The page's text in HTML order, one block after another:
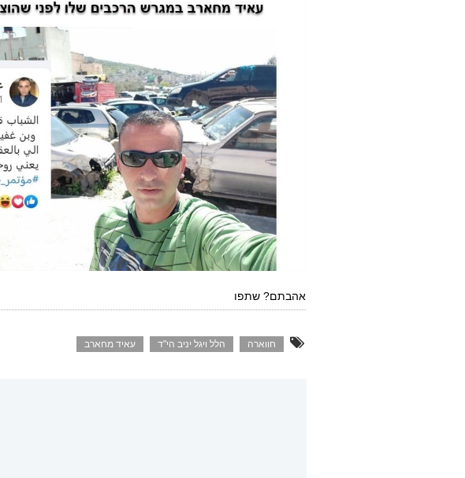
אהבתם? שתפו
חווארה הלל ויגל יניב הי"ד עאיד מחארב